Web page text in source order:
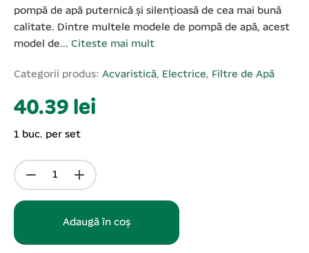
pompă de apă puternică și silențioasă de cea mai bună
calitate. Dintre multele modele de pompă de apă, acest
model de... Citeste mai mult
Categorii produs: Acvaristică, Electrice, Filtre de Apă
40.39 lei
1 buc. per set
Adaugă în coș